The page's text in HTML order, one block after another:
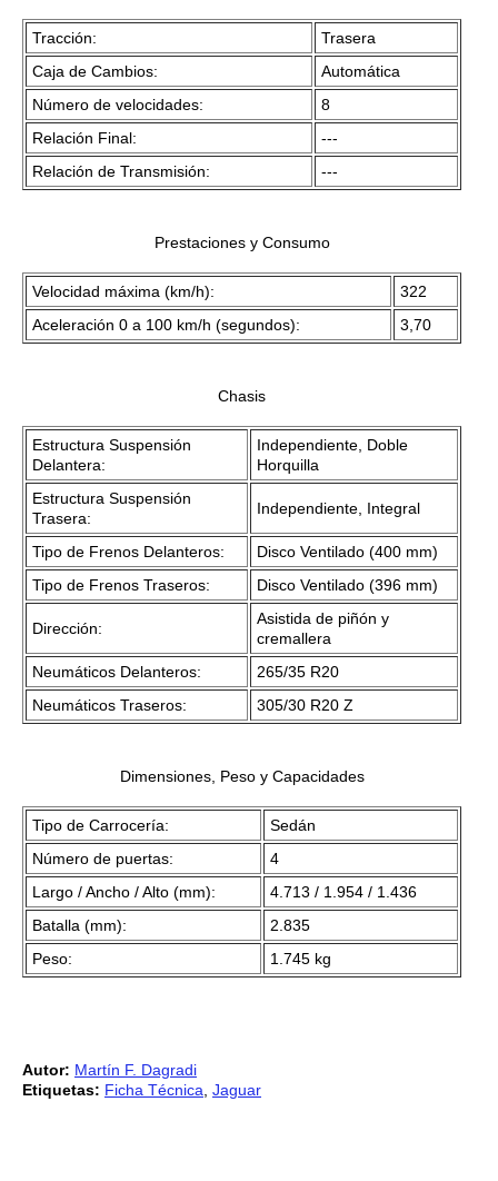
Tracción:
Trasera
Caja de Cambios:
Automática
Número de velocidades:
8
Relación Final:
---
Relación de Transmisión:
---
Prestaciones y Consumo
Velocidad máxima (km/h):
322
Aceleración 0 a 100 km/h (segundos):
3,70
Chasis
Estructura Suspensión
Delantera:
Independiente, Doble
Horquilla
Estructura Suspensión
Trasera:
Independiente, Integral
Tipo de Frenos Delanteros:
Disco Ventilado (400 mm)
Tipo de Frenos Traseros:
Disco Ventilado (396 mm)
Dirección:
Asistida de piñón y
cremallera
Neumáticos Delanteros:
265/35 R20
Neumáticos Traseros:
305/30 R20 Z
Dimensiones, Peso y Capacidades
Tipo de Carrocería:
Sedán
Número de puertas:
4
Largo / Ancho / Alto (mm):
4.713 / 1.954 / 1.436
Batalla (mm):
2.835
Peso:
1.745 kg
Autor: Martín F. Dagradi
Etiquetas: Ficha Técnica, Jaguar